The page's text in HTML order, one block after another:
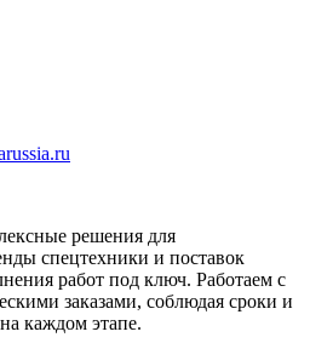
решения для
спецтехники и поставок
работ под ключ. Работаем с
заказами, соблюдая сроки и
каждом этапе.